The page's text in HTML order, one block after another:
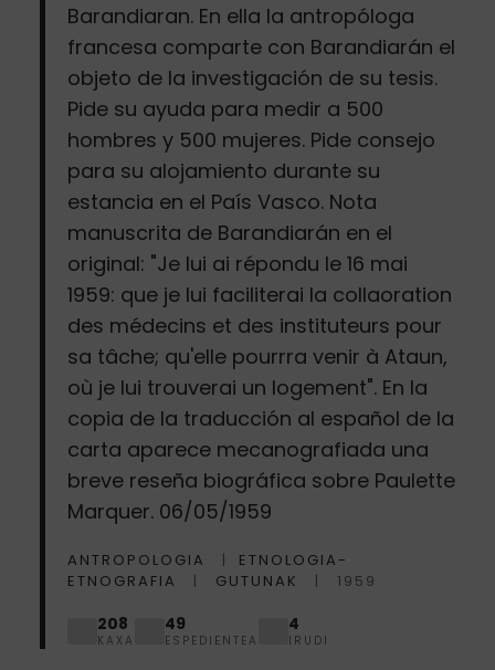
Barandiaran. En ella la antropóloga
francesa comparte con Barandiarán el
objeto de la investigación de su tesis.
Pide su ayuda para medir a 500
hombres y 500 mujeres. Pide consejo
para su alojamiento durante su
estancia en el País Vasco. Nota
manuscrita de Barandiarán en el
original: "Je lui ai répondu le 16 mai
1959: que je lui faciliterai la collaoration
des médecins et des instituteurs pour
sa tâche; qu'elle pourrra venir à Ataun,
où je lui trouverai un logement". En la
copia de la traducción al español de la
carta aparece mecanografiada una
breve reseña biográfica sobre Paulette
Marquer. 06/05/1959
ANTROPOLOGIA
ETNOLOGIA-
ETNOGRAFIA
GUTUNAK 1959
208
KAXA
49
ESPEDIENTEA
4
IRUDI